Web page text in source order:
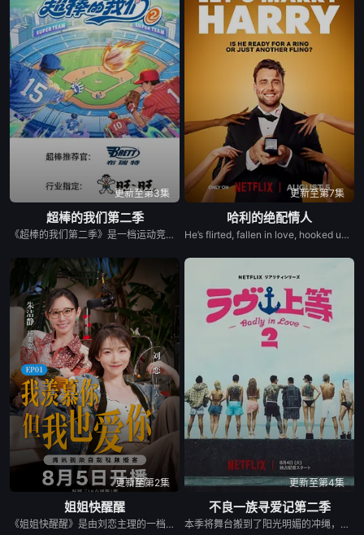
20260721(第8期下) 20260721(第8期下纯享) 20260722(超前彩蛋)
20260723(第8期加更上)
20260727(第9期上纯享) 20260728(第9期下) 20260728(第9期下纯享)
20260728(第10期下) 20260730(第9期加更上)
20260730(第9期加更下)
20260803(第10期上纯享)
更新至第3集
超棒的我们第二季
《超棒的我们第二季》是一档运动竞技成长类真人秀，集结多位棒球少年，以多维度考核争夺席位，层层比拼后选拔9位少年锁定首发，与强队对决。全程记录少年们从独自拼搏到凝聚团魂的成长，打造兼具竞技性与观赏性的青春成长纪实。
更新至第7集
哈利的绝配情人
He’s flirted, fallen in love, hooked up, and broken up. He’s even proposed with a candy ring. But now, in the new series Let’s Marry Harry, Harry Jowsey’s ready for the real thing. After traveling all across the Netflix Reality Universe in search of his soulmate (see: Too Hot to Handle and Perfect Match as evidence), Jowsey will date a new pool of potential matches in hopes of ...
更新至第2集
姐姐快醒醒
《姐姐快醒醒》是由刘恋主理的一档女性向视频播客节目，每期邀请一位有故事女性嘉宾来到刘恋家中，展开轻松、真实的朋友式对谈。节目围绕成长、关系、职场、情绪与人生选择等话题，呈现不同女性在聚光灯之外鲜活、有共鸣的一面。
更新至第4集
不良一族寻爱记第二季
本季将舞台搬到了阳光明媚的冲绳，来自日本各地的暴走族与不良男女齐聚新学校。他们将带着各自复杂的过去在海边展开共同生活，不仅直面碰撞的火花与羁绊，也在真挚的恋爱中寻求“人生重启”的蜕变。